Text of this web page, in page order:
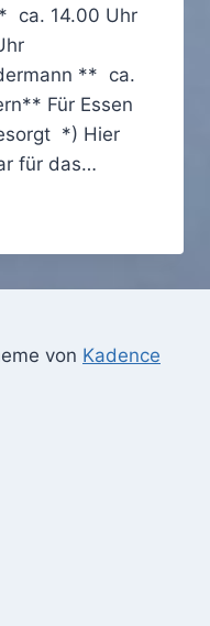
ca. 14.00 Uhr
** ca.
Für Essen
*) Hier
für das…
von Kadence